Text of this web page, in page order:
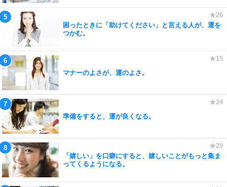
困ったときに「助けてください」と言える人が、運を
つかむ。
マナーのよさが、運のよさ。
準備をすると、運が良くなる。
「嬉しい」を口癖にすると、嬉しいことがもっと集ま
ってくるようになる。